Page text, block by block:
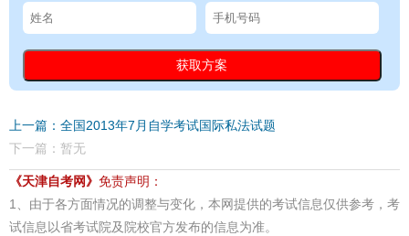
上一篇：全国2013年7月自学考试国际私法试题
下一篇：暂无
《天津自考网》 免责声明：
1、由于各方面情况的调整与变化，本网提供的考试信息仅供参考，考
试信息以省考试院及院校官方发布的信息为准。